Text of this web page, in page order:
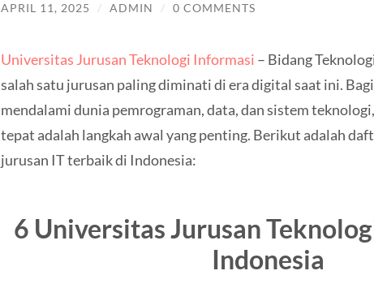
APRIL 11, 2025 / ADMIN / 0 COMMENTS
Universitas Jurusan Teknologi Informasi – Bidang
salah satu jurusan paling diminati di era digital saat ini.
mendalami dunia pemrograman, data, dan sistem
tepat adalah langkah awal yang penting. Berikut adalah
jurusan IT terbaik di Indonesia:
6 Universitas Jurusan
Indonesia